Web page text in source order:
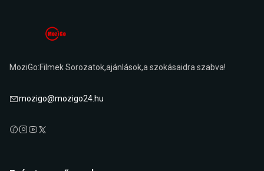
MoziGo:Filmek Sorozatok,ajánlások,a szokásaidra szabva!
mozigo@mozigo24.hu